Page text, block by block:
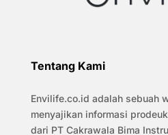
Tentang Kami
Envilife.co.id adalah sebuah
menyajikan informasi
dari PT Cakrawala Bima